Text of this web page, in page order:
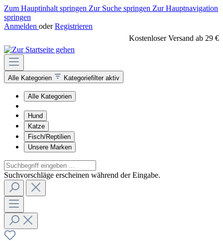
Zum Hauptinhalt springen Zur Suche springen Zur Hauptnavigation
springen
Anmelden oder Registrieren
Kostenloser Versand ab 29 €
Alle Kategorien Kategoriefilter aktiv
Alle Kategorien
Hund
Katze
Fisch/Reptilien
Unsere Marken
Suchvorschläge erscheinen während der Eingabe.